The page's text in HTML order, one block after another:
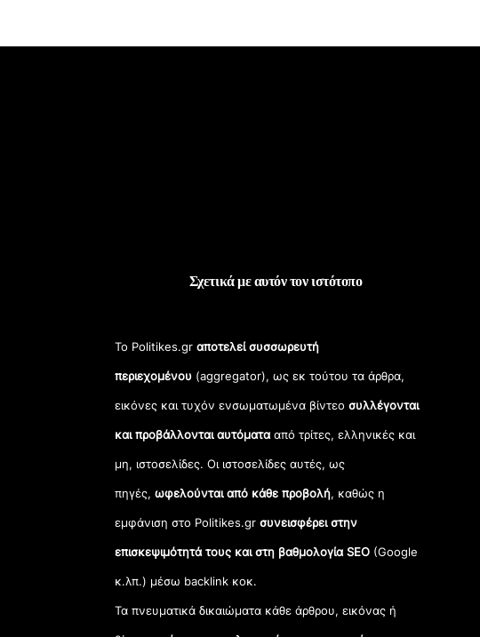
Σχετικά με αυτόν τον ιστότοπο
Το Politikes.grαποτελεί συσσωρευτή
περιεχομένου (aggregator), ως εκ τούτου τα άρθρα,
εικόνες και τυχόν ενσωματωμένα βίντεοσυλλέγονται
και προβάλλονται αυτόματααπό τρίτες, ελληνικές και
μη, ιστοσελίδες. Οι ιστοσελίδες αυτές, ως
πηγές,ωφελούνται από κάθε προβολή, καθώς η
εμφάνιση στο Politikes.gr συνεισφέρει στην
επισκεψιμότητά τους και στη βαθμολογία SEO (Google
κ.λπ.) μέσω backlink κοκ.
Τα πνευματικά δικαιώματα κάθε άρθρου, εικόνας ή